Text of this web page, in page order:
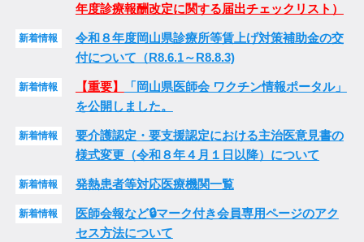
年度診療報酬改定に関する届出チェックリスト）
新着情報
令和８年度岡山県診療所等賃上げ対策補助金の交
付について（R8.6.1～R8.8.3)
新着情報 【重要】
「岡山県医師会 ワクチン情報ポータル」
を公開しました。
新着情報
要介護認定・要支援認定における主治医意見書の
様式変更（令和８年４月１日以降）について
新着情報 発熱患者等対応医療機関一覧
新着情報
医師会報など🔒マーク付き会員専用ページのアク
セス方法について